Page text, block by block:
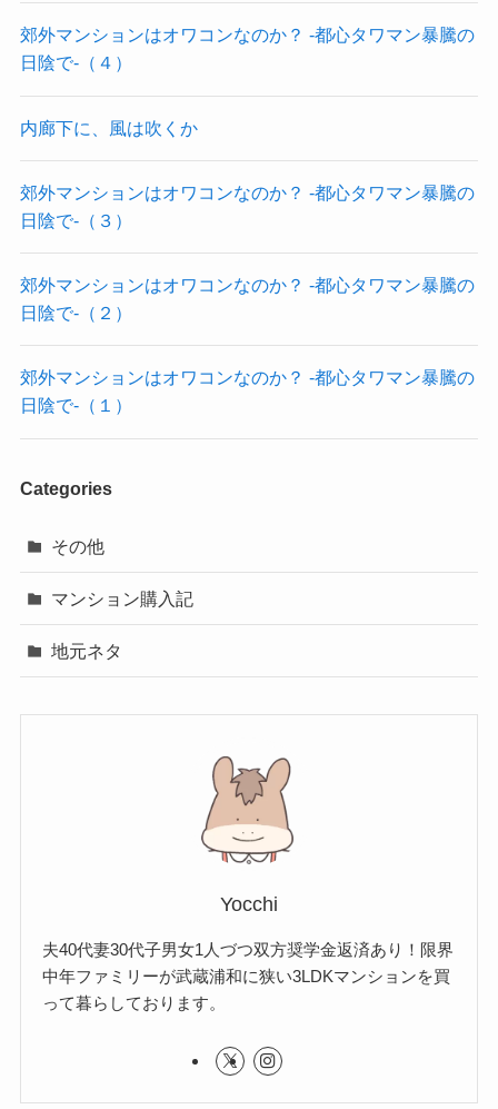
郊外マンションはオワコンなのか？ -都心タワマン暴騰の
日陰で-（４）
内廊下に、風は吹くか
郊外マンションはオワコンなのか？ -都心タワマン暴騰の
日陰で-（３）
郊外マンションはオワコンなのか？ -都心タワマン暴騰の
日陰で-（２）
郊外マンションはオワコンなのか？ -都心タワマン暴騰の
日陰で-（１）
Categories
その他
マンション購入記
地元ネタ
Yocchi
夫40代妻30代子男女1人づつ双方奨学金返済あり！限界
中年ファミリーが武蔵浦和に狭い3LDKマンションを買
って暮らしております。